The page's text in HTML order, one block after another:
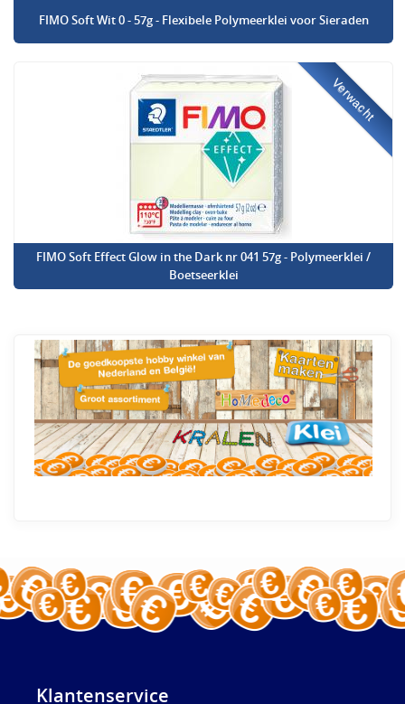
FIMO Soft Wit 0 - 57g - Flexibele Polymeerklei voor Sieraden
Verwacht
FIMO Soft Effect Glow in the Dark nr 041 57g - Polymeerklei /
Boetseerklei
Klantenservice